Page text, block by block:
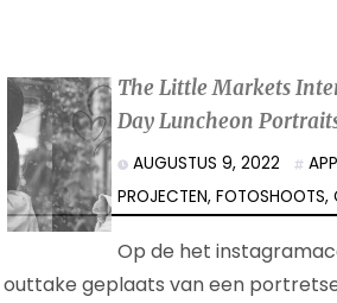
The Little Markets
Day Luncheon
AUGUSTUS 9, 2022
PROJECTEN,FOTOSHOOTS,
Op de het
outtake geplaats van een